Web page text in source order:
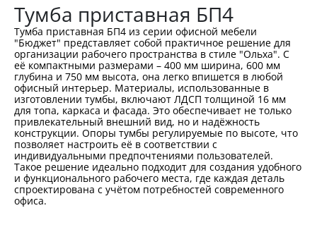
Тумба приставная БП4
Тумба приставная БП4 из серии офисной мебели
"Бюджет" представляет собой практичное решение для
организации рабочего пространства в стиле "Ольха". С
её компактными размерами – 400 мм ширина, 600 мм
глубина и 750 мм высота, она легко впишется в любой
офисный интерьер. Материалы, использованные в
изготовлении тумбы, включают ЛДСП толщиной 16 мм
для топа, каркаса и фасада. Это обеспечивает не только
привлекательный внешний вид, но и надёжность
конструкции. Опоры тумбы регулируемые по высоте, что
позволяет настроить её в соответствии с
индивидуальными предпочтениями пользователей.
Такое решение идеально подходит для создания удобного
и функционального рабочего места, где каждая деталь
спроектирована с учётом потребностей современного
офиса.